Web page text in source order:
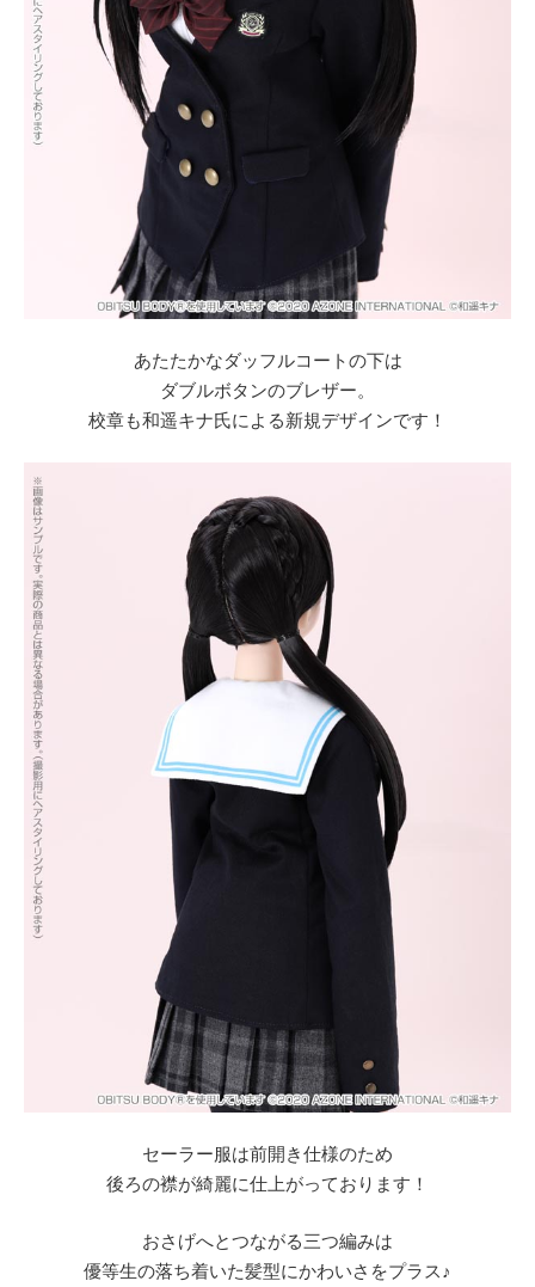
あたたかなダッフルコートの下は
ダブルボタンのブレザー。
校章も和遥キナ氏による新規デザインです！
セーラー服は前開き仕様のため
後ろの襟が綺麗に仕上がっております！
おさげへとつながる三つ編みは
優等生の落ち着いた髪型にかわいさをプラス♪